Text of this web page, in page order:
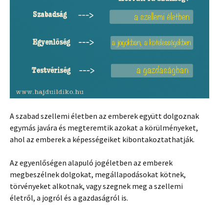
A szabad szellemi életben az emberek együtt dolgoznak
egymás javára és megteremtik azokat a körülményeket,
ahol az emberek a képességeiket kibontakoztathatják.
Az egyenlőségen alapuló jogéletben az emberek
megbeszélnek dolgokat, megállapodásokat kötnek,
törvényeket alkotnak, vagy szegnek meg a szellemi
életről, a jogról és a gazdaságról is.